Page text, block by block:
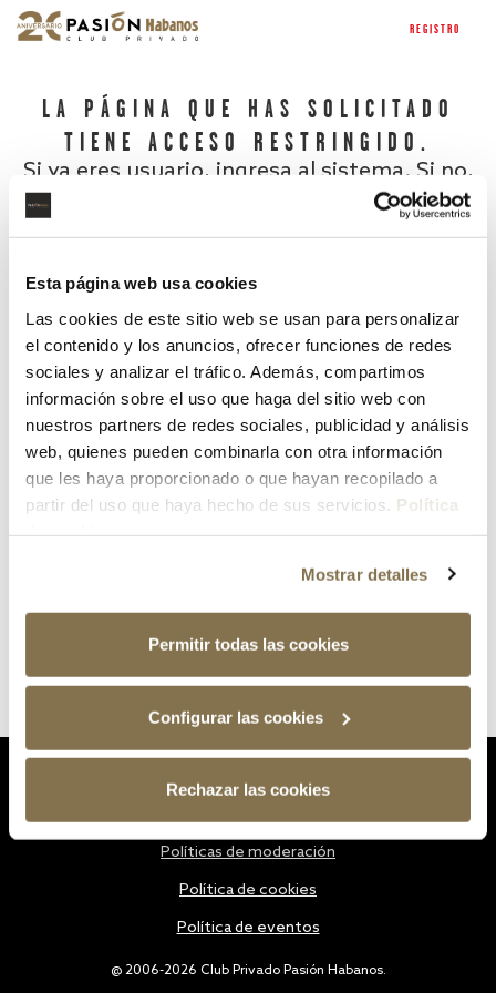
Esta página web usa cookies
Las cookies de este sitio web se usan para personalizar
el contenido y los anuncios, ofrecer funciones de redes
sociales y analizar el tráfico. Además, compartimos
información sobre el uso que haga del sitio web con
nuestros partners de redes sociales, publicidad y análisis
web, quienes pueden combinarla con otra información
que les haya proporcionado o que hayan recopilado a
partir del uso que haya hecho de sus servicios. Política
Mostrar detalles
Permitir todas las cookies
Configurar las cookies
Rechazar las cookies
REGISTRO
LA PÁGINA QUE HAS SOLICITADO
TIENE ACCESO RESTRINGIDO.
Si ya eres usuario, ingresa al sistema. Si no,
¿Has olvidado tu contraseña?
@ 2006-2026 Club Privado Pasión Habanos.
Políticas de moderación
Política de cookies
Política de eventos